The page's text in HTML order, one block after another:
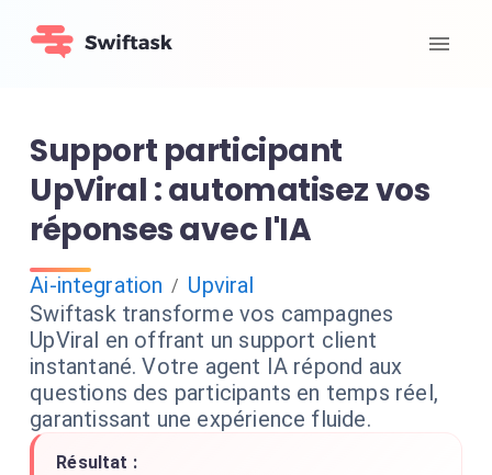
Support participant
UpViral : automatisez vos
réponses avec l'IA
Ai-integration / Upviral
Swiftask transforme vos campagnes
UpViral en offrant un support client
instantané. Votre agent IA répond aux
questions des participants en temps réel,
garantissant une expérience fluide.
Résultat :